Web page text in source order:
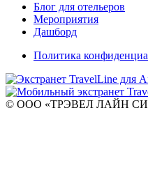
Блог для отельеров
Мероприятия
Дашборд
Политика
© ООО «ТРЭВЕЛ ЛАЙН